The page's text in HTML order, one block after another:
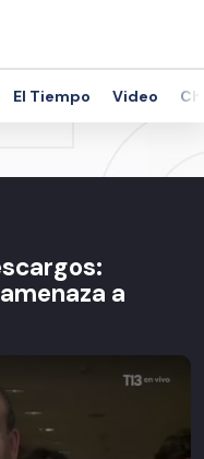
El Tiempo Video
a